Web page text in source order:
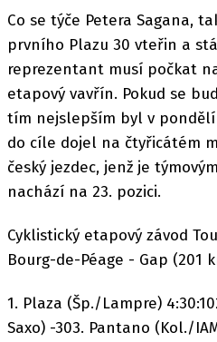
Co se týče Petera Sagana,
prvního Plazu 30 vteřin a
reprezentant musí počkat
etapový vavřín. Pokud se
tím nejslepším byl v pondělí
do cíle dojel na čtyřicátém
český jezdec, jenž je
nachází na 23. pozici.
Cyklistický etapový závod
Bourg-de-Péage - Gap (201
1. Plaza (Šp./Lampre)
Saxo) -303. Pantano (Kol./